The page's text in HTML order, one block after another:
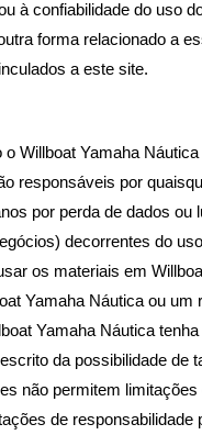
à confiabilidade do uso
forma relacionado a
a este site.
o Willboat Yamaha
responsáveis ​​por
por perda de dados ou
decorrentes do
os materiais em
Yamaha Náutica ou um
Yamaha Náutica
da possibilidade de
não permitem limitações
de responsabilidade